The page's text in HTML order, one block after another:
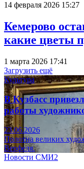
14 февраля 2026 15:27
Кемерово
какие цветы
1 марта 2026 17:41
Загрузить ещё
Культура
В Кузбасс
работы
23.06.2026
Полотна великих
Верфеля.
Новости СМИ2